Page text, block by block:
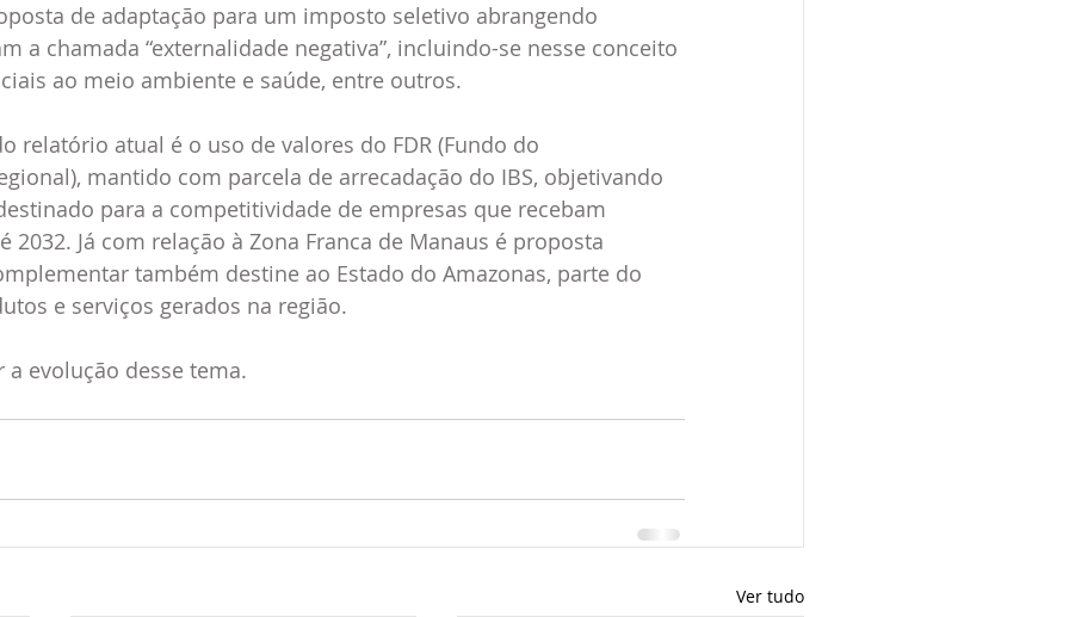
de adaptação para um imposto seletivo abrangendo
a chamada “externalidade negativa”, incluindo-se nesse conceito
ao meio ambiente e saúde, entre outros.
relatório atual é o uso de valores do FDR (Fundo do
mantido com parcela de arrecadação do IBS, objetivando
para a competitividade de empresas que recebam
2032. Já com relação à Zona Franca de Manaus é proposta
também destine ao Estado do Amazonas, parte do
e serviços gerados na região.
evolução desse tema.
Ver tudo